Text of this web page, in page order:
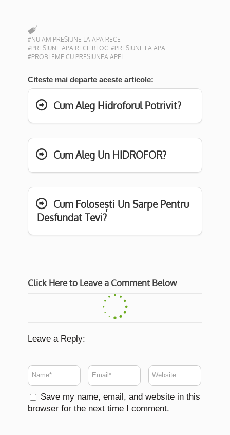
#NU AM PRESIUNE LA APA RECE
#PRESIUNE APA RECE BLOC #PRESIUNE LA APA
#PROBLEME CU PRESIUNEA APEI
Citeste mai departe aceste articole:
Cum Aleg Hidroforul Potrivit?
Cum Aleg Un HIDROFOR?
Cum Folosești Un Sarpe Pentru
Desfundat Tevi?
Click Here to Leave a Comment Below
Leave a Reply:
Save my name, email, and website in this
browser for the next time I comment.